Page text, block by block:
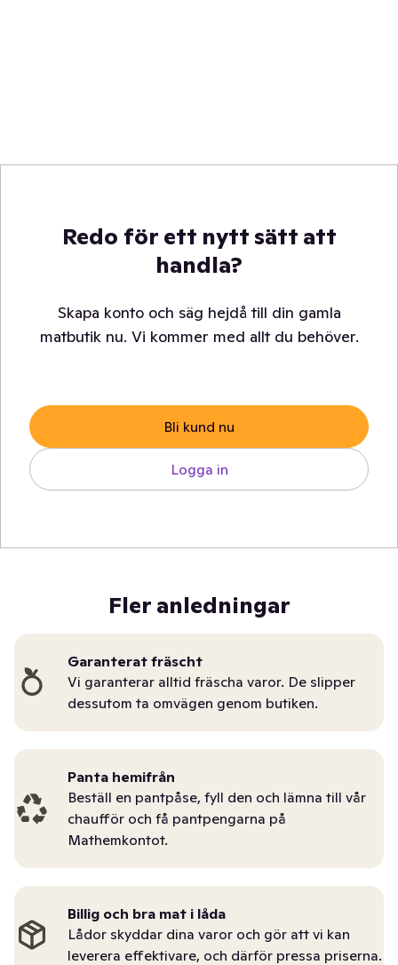
Redo för ett nytt sätt att
handla?
Skapa konto och säg hejdå till din gamla
matbutik nu. Vi kommer med allt du behöver.
Bli kund nu
Logga in
Fler anledningar
Garanterat fräscht
Vi garanterar alltid fräscha varor. De slipper
dessutom ta omvägen genom butiken.
Panta hemifrån
Beställ en pantpåse, fyll den och lämna till vår
chaufför och få pantpengarna på
Mathemkontot.
Billig och bra mat i låda
Lådor skyddar dina varor och gör att vi kan
leverera effektivare, och därför pressa priserna.